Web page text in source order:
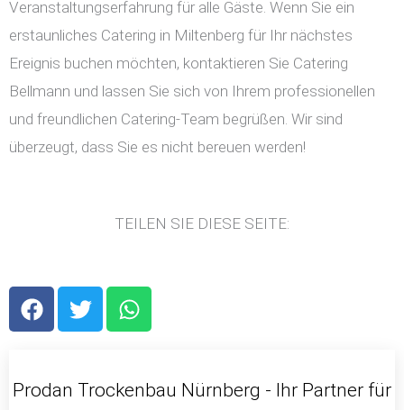
Veranstaltungserfahrung für alle Gäste. Wenn Sie ein
erstaunliches Catering in Miltenberg für Ihr nächstes
Ereignis buchen möchten, kontaktieren Sie Catering
Bellmann und lassen Sie sich von Ihrem professionellen
und freundlichen Catering-Team begrüßen. Wir sind
überzeugt, dass Sie es nicht bereuen werden!
TEILEN SIE DIESE SEITE:
F
a
b
T
w
t
W
h
s
Prodan Trockenbau Nürnberg - Ihr Partner für